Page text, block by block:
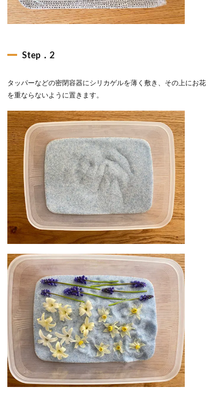
Step．2
タッパーなどの密閉容器にシリカゲルを薄く敷き、その上にお花
を重ならないように置きます。